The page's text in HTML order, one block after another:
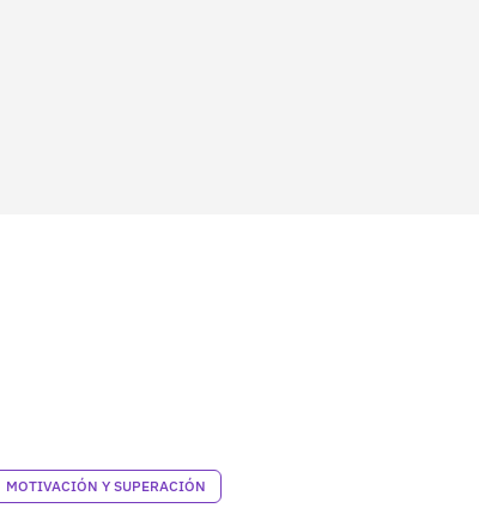
MOTIVACIÓN Y SUPERACIÓN